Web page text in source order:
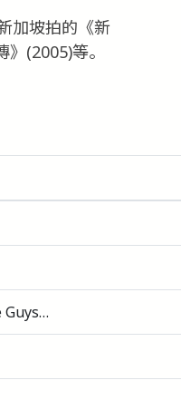
加坡拍的《新
(2005)等。
Guys…